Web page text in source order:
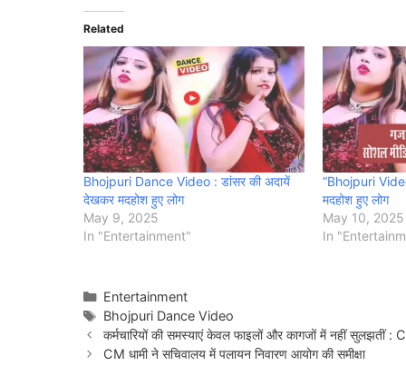
Related
Bhojpuri Dance Video : डांसर की अदायें
देखकर मदहोश हुए लोग
May 9, 2025
In "Entertainment"
“Bhojpuri
मदहोश हुए लोग
May 10, 2025
In
Categories
Entertainment
Tags
Bhojpuri Dance Video
कर्मचारियों की समस्याएं केवल फाइलों और कागजों में नहीं सुलझतीं :
CM धामी ने सचिवालय में पलायन निवारण आयोग की समीक्षा